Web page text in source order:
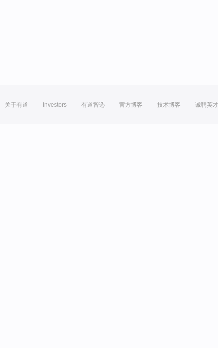
关于有道 Investors 有道智选 官方博客 技术博客 诚聘英才